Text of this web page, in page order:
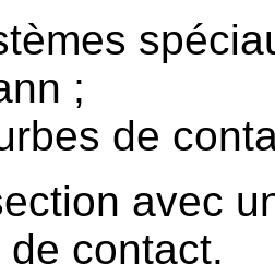
;
de
avec
contact.